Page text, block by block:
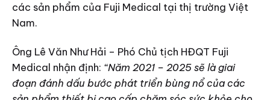
các sản phẩm của Fuji Medical tại thị trường Việt
Nam.
Ông Lê Văn Như Hải – Phó Chủ tịch HĐQT Fuji
Medical nhận định: “Năm 2021 – 2025 sẽ là giai
đoạn đánh dấu bước phát triển bùng nổ của các